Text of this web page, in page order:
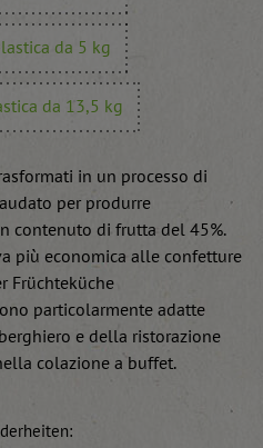
da 5 kg
da 13,5 kg
in un processo di
per produrre
contenuto di frutta del 45%.
più economica alle confetture
Früchteküche
particolarmente adatte
e della ristorazione
colazione a buffet.